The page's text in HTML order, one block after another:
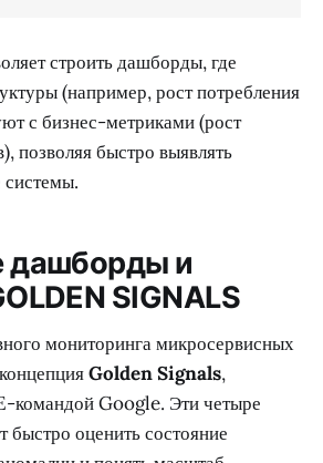
строить дашборды, где
(например, рост потребления
с бизнес-метриками (рост
позволяя быстро выявлять
системы.
дашборды и
SIGNALS
мониторинга микросервисных
Golden Signals,
командой Google. Эти четыре
быстро оценить состояние